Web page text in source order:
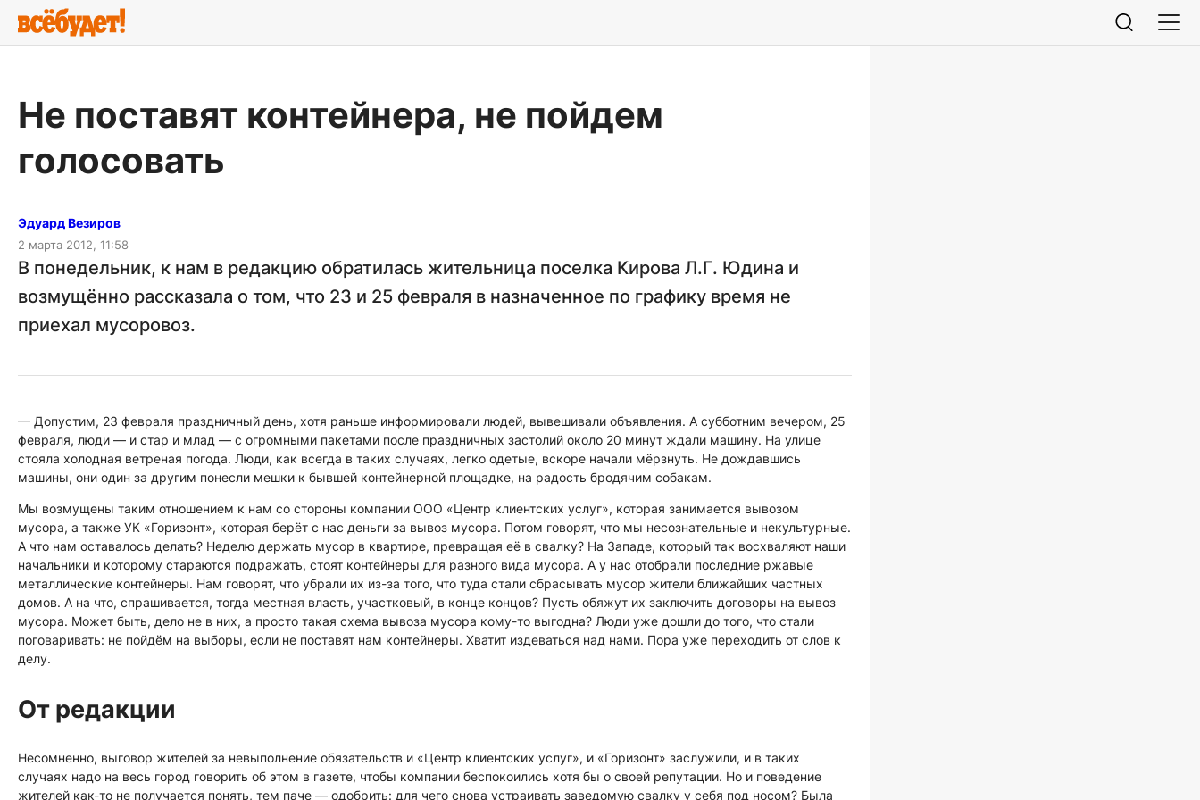
Не поставят контейнера, не пойдем
голосовать
Эдуард Везиров
2 марта 2012, 11:58
В понедельник, к нам в редакцию обратилась жительница поселка Кирова Л.Г. Юдина и
возмущённо рассказала о том, что 23 и 25 февраля в назначенное по графику время не
приехал мусоровоз.
— Допустим, 23 февраля праздничный день, хотя раньше информировали людей, вывешивали объявления. А субботним вечером, 25
февраля, люди — и стар и млад — с огромными пакетами после праздничных застолий около 20 минут ждали машину. На улице
стояла холодная ветреная погода. Люди, как всегда в таких случаях, легко одетые, вскоре начали мёрзнуть. Не дождавшись
машины, они один за другим понесли мешки к бывшей контейнерной площадке, на радость бродячим собакам.
Мы возмущены таким отношением к нам со стороны компании ООО «Центр клиентских услуг», которая занимается вывозом
мусора, а также УК «Горизонт», которая берёт с нас деньги за вывоз мусора. Потом говорят, что мы несознательные и некультурные.
А что нам оставалось делать? Неделю держать мусор в квартире, превращая её в свалку? На Западе, который так восхваляют наши
начальники и которому стараются подражать, стоят контейнеры для разного вида мусора. А у нас отобрали последние ржавые
металлические контейнеры. Нам говорят, что убрали их из-за того, что туда стали сбрасывать мусор жители ближайших частных
домов. А на что, спрашивается, тогда местная власть, участковый, в конце концов? Пусть обяжут их заключить договоры на вывоз
мусора. Может быть, дело не в них, а просто такая схема вывоза мусора кому-то выгодна? Люди уже дошли до того, что стали
поговаривать: не пойдём на выборы, если не поставят нам контейнеры. Хватит издеваться над нами. Пора уже переходить от слов к
делу.
От редакции
Несомненно, выговор жителей за невыполнение обязательств и «Центр клиентских услуг», и «Горизонт» заслужили, и в таких
случаях надо на весь город говорить об этом в газете, чтобы компании беспокоились хотя бы о своей репутации. Но и поведение
жителей как-то не получается понять, тем паче — одобрить: для чего снова устраивать заведомую свалку у себя под носом? Была